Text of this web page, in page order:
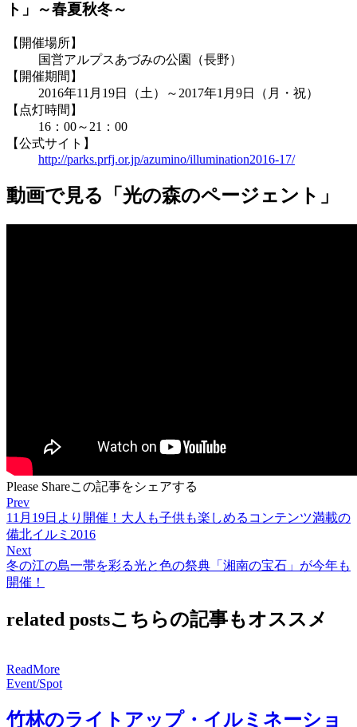
ト」～春夏秋冬～
【開催場所】
国営アルプスあづみの公園（長野）
【開催期間】
2016年11月19日（土）～2017年1月9日（月・祝）
【点灯時間】
16：00～21：00
【公式サイト】
http://parks.prfj.or.jp/azumino/illumination2016-17/
動画で見る「光の森のページェント」
Please Shareこの記事をシェアする
Prev
11月19日より開催！大人も子供も楽しめるコンテンツ満載の
備北イルミ2016
Next
冬の江の島一帯を彩る光と色の祭典「湘南の宝石」が今年も
開催！
related postsこちらの記事もオススメ
ReadMore
Event/Spot
竹林のライトアップ・イルミネーショ